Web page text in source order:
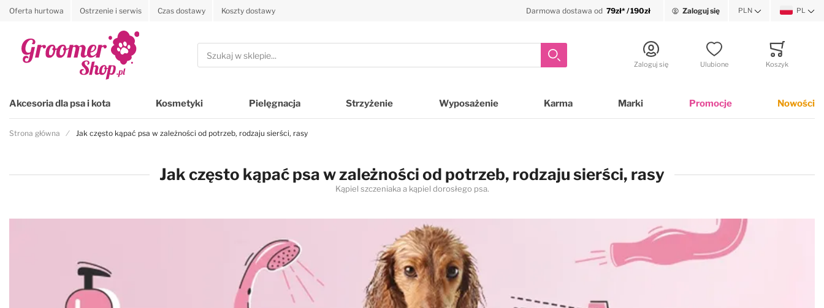
Oferta hurtowa Ostrzenie i serwis Czas dostawy Koszty dostawy Darmowa dostawa od 79zł* / 190zł Zaloguj sięWalutaPLN PL
Szukaj
Szukaj Zaloguj się Ulubione Koszyk
Akcesoria dla psa i kota Kosmetyki Pielęgnacja Strzyżenie Wyposażenie Karma Marki Promocje Nowości
Strona główna Jak często kąpać psa w zależności od potrzeb, rodzaju sierści, rasy
Jak często kąpać psa w zależności od potrzeb, rodzaju sierści, rasy
Kąpiel szczeniaka a kąpiel dorosłego psa.